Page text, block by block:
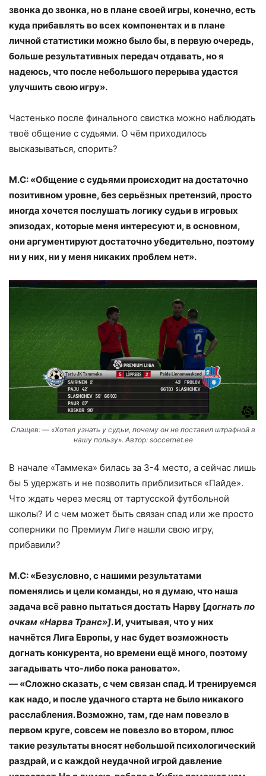
звонка до звонка, но в плане своей игры, конечно, есть
куда прибавлять во всех компонентах и в плане
личной статистики можно было бы, в первую очередь,
больше результативных передач отдавать, но я
надеюсь, что после небольшого перерыва удастся
улучшить свою игру».
Частенько после финального свистка можно наблюдать
твоё общение с судьями. О чём приходилось
высказываться, спорить?
М.С: «Общение с судьями происходит на достаточно
позитивном уровне, без серьёзных претензий, просто
иногда хочется послушать логику судьи в игровых
эпизодах, которые меня интересуют и, в основном,
они аргументируют достаточно убедительно, поэтому
ни у них, ни у меня никаких проблем нет».
Слащев: — «Хотел узнать у судьи, почему он не поставил штрафной в
нашу пользу». Автор: soccernet.ee
В начале «Таммека» билась за 3-4 место, а сейчас лишь
бы 5 удержать и не позволить приблизиться «Пайде».
Что ждать через месяц от тартусской футбольной
школы? И с чем может быть связан спад или же просто
соперники по Премиум Лиге нашли свою игру,
прибавили?
М.С: «Безусловно, с нашими результатами
поменялись и цели команды, но я думаю, что наша
задача всё равно пытаться достать Нарву [догнать по
очкам «Нарва Транс»]. И, учитывая, что у них
начнётся Лига Европы, у нас будет возможность
догнать конкурента, но времени ещё много, поэтому
загадывать что-либо пока рановато».
— «Сложно сказать, с чем связан спад. И тренируемся
как надо, и после удачного старта не было никакого
расслабления. Возможно, там, где нам повезло в
первом круге, совсем не повезло во втором, плюс
такие результаты вносят небольшой психологический
раздрай, и с каждой неудачной игрой давление